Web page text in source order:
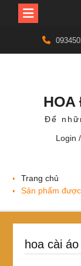
content
Để
Login
Trang chủ
Sản phẩm
hoa cài